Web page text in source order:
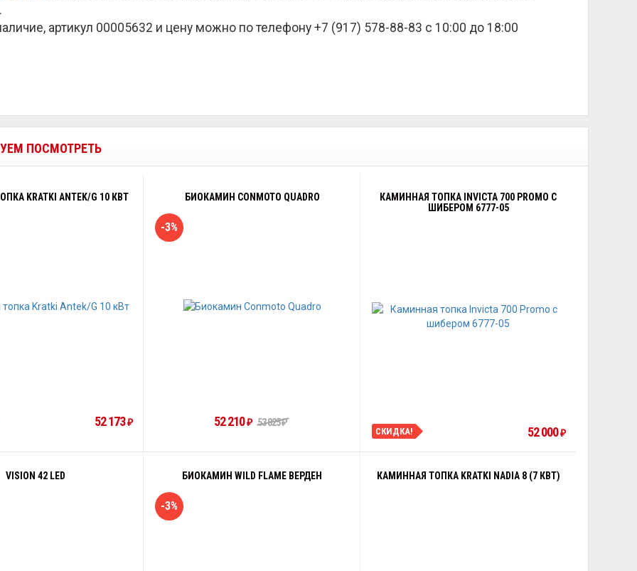
.
артикул 00005632 и цену можно по телефону +7 (917) 578-88-83 с 10:00 до 18:00
ПОСМОТРЕТЬ
KRATKI ANTEK/G 10 КВТ
52 173₽
БИОКАМИН CONMOTO QUADRO
-3%
52 210₽ 53 825₽
КАМИННАЯ ТОПКА INVICTA 700 PROMO С
ШИБЕРОМ 6777-05
СКИДКА! 52 000₽
VISION 42 LED БИОКАМИН WILD FLAME ВЕРДЕН
-3%
КАМИННАЯ ТОПКА KRATKI NADIA 8 (7 КВТ)